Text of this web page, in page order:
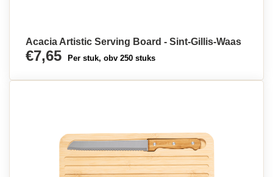
Acacia Artistic Serving Board - Sint-Gillis-Waas
€7,65 Per stuk, obv 250 stuks